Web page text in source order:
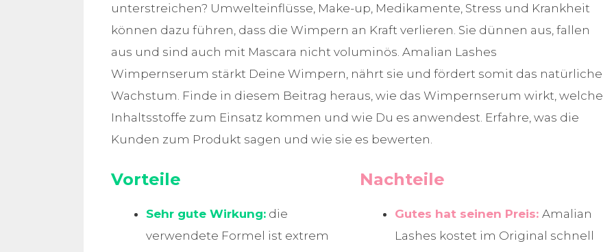
unterstreichen? Umwelteinflüsse, Make-up, Medikamente, Stress und Krankheit
können dazu führen, dass die Wimpern an Kraft verlieren. Sie dünnen aus, fallen
aus und sind auch mit Mascara nicht voluminös. Amalian Lashes
Wimpernserum stärkt Deine Wimpern, nährt sie und fördert somit das natürliche
Wachstum. Finde in diesem Beitrag heraus, wie das Wimpernserum wirkt, welche
Inhaltsstoffe zum Einsatz kommen und wie Du es anwendest. Erfahre, was die
Kunden zum Produkt sagen und wie sie es bewerten.
Vorteile
Sehr gute Wirkung: die
verwendete Formel ist extrem
Nachteile
Gutes hat seinen Preis: Amalian
Lashes kostet im Original schnell